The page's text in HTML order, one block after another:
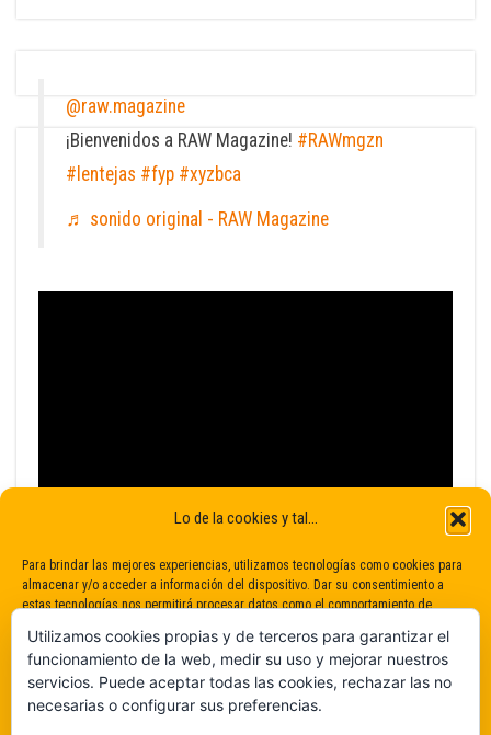
Lo de la cookies y tal...
Para brindar las mejores experiencias, utilizamos tecnologías como cookies para
almacenar y/o acceder a información del dispositivo. Dar su consentimiento a
estas tecnologías nos permitirá procesar datos como el comportamiento de
consentimiento puede afectar negativamente a determinadas características y
funciones.
@raw.magazine
¡Bienvenidos a RAW Magazine! #RAWmgzn
#lentejas #fyp #xyzbca
♬ sonido original - RAW Magazine
Utilizamos cookies propias y de terceros para garantizar el
funcionamiento de la web, medir su uso y mejorar nuestros
servicios. Puede aceptar todas las cookies, rechazar las no
necesarias o configurar sus preferencias.